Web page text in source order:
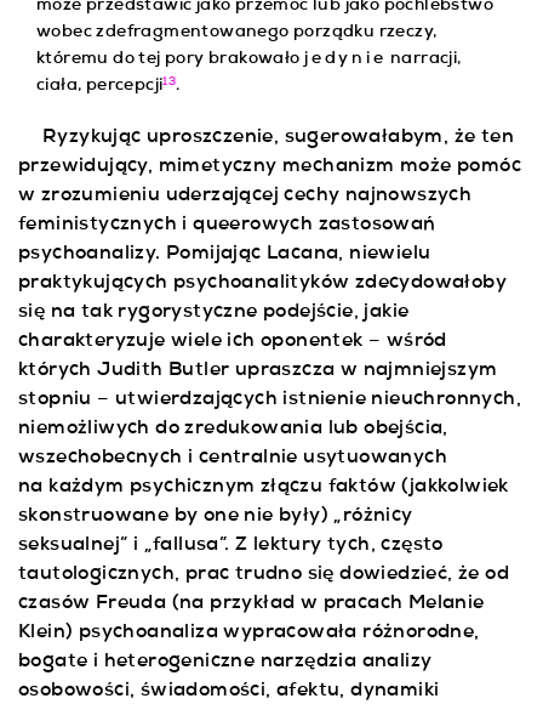
może przedstawić jako przemoc lub jako pochlebstwo
wobec zdefragmentowanego porządku rzeczy,
któremu do tej pory brakowało jedynie narracji,
ciała, percepcji13.
Ryzykując uproszczenie, sugerowałabym, że ten
przewidujący, mimetyczny mechanizm może pomóc
w zrozumieniu uderzającej cechy najnowszych
feministycznych i queerowych zastosowań
psychoanalizy. Pomijając Lacana, niewielu
praktykujących psychoanalityków zdecydowałoby
się na tak rygorystyczne podejście, jakie
charakteryzuje wiele ich oponentek – wśród
których Judith Butler upraszcza w najmniejszym
stopniu – utwierdzających istnienie nieuchronnych,
niemożliwych do zredukowania lub obejścia,
wszechobecnych i centralnie usytuowanych
na każdym psychicznym złączu faktów (jakkolwiek
skonstruowane by one nie były) „różnicy
seksualnej” i „fallusa”. Z lektury tych, często
tautologicznych, prac trudno się dowiedzieć, że od
czasów Freuda (na przykład w pracach Melanie
Klein) psychoanaliza wypracowała różnorodne,
bogate i heterogeniczne narzędzia analizy
osobowości, świadomości, afektu, dynamiki